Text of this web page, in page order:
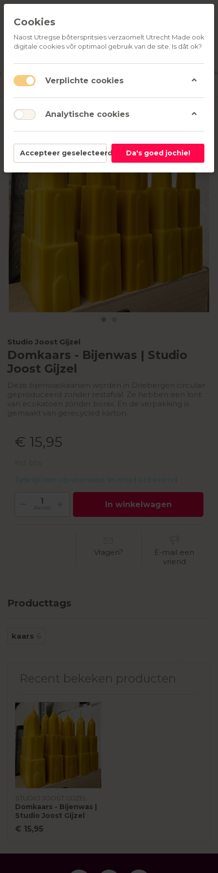
PRODUCTEN
RELATIEGESCHENKEN
ONS
Studio Joost Gijzel
Domkaars - Bijenwas | Studio
Joost Gijzel
Deze bijenwaskaarsen worden in Driebergen circulair
geproduceerd zonder restafval. Ze hebben een lont
van ecokatoen zónder borax. En de verpakking is
gemaakt van gerecycled karton.
€ 15,95
Tijdelijk niet op voorraad, levertijd onbekend
Aantal In winkelwagen
Vragen?
E-mail een
vriend
Producttags
kaars 6
Recent bekeken producten
STUDIO JOOST GIJZEL
Domkaars - Bijenwas |
Studio Joost Gijzel
€ 15,95
Cookies
Naost Utregse bôterspritsies verzaomelt Utrecht Made ook
digitale cookies vôr optimaol gebruik van de site. Is dât ok?
Verplichte cookies
Analytische cookies
Accepteer geselecteerd Da's goed jochie!